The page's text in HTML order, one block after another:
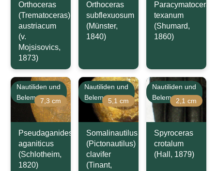
Orthoceras
(Trematoceras)
austriacum
(v.
Mojsisovics,
1873)
Orthoceras
subflexuosum
(Münster,
1840)
Paracymatoceras
texanum
(Shumard,
1860)
Nautiliden und
Belemniten7,3 cm
Pseudaganides
aganiticus
(Schlotheim,
1820)
Nautiliden und
Belemniten5,1 cm
Somalinautilus
(Pictonautilus)
clavifer
(Tinant,
Nautiliden und
Belemniten2,1 cm
Spyroceras
crotalum
(Hall, 1879)